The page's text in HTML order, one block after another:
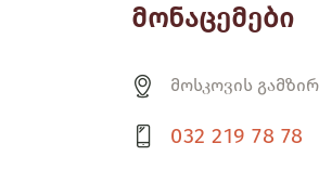
მონაცემები
მოსკოვის
032 219 78 78